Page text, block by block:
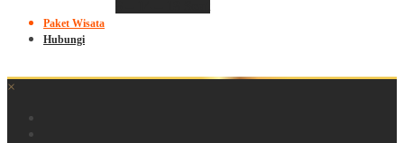
Paket Wisata
Hubungi
×